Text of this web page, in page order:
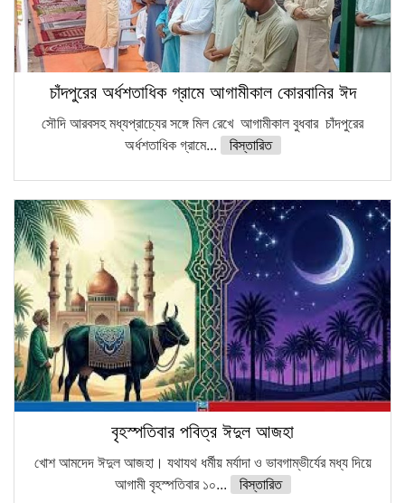
চাঁদপুরের অর্ধশতাধিক গ্রামে আগামীকাল কোরবানির ঈদ
সৌদি আরবসহ মধ্যপ্রাচ্যের সঙ্গে মিল রেখে আগামীকাল বুধবার চাঁদপুরের
অর্ধশতাধিক গ্রামে...
বিস্তারিত
বৃহস্পতিবার পবিত্র ঈদুল আজহা
খোশ আমদেদ ঈদুল আজহা। যথাযথ ধর্মীয় মর্যাদা ও ভাবগাম্ভীর্যের মধ্য দিয়ে
আগামী বৃহস্পতিবার ১০...
বিস্তারিত